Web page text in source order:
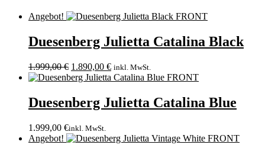
Angebot!
Duesenberg Julietta Catalina Black
1.999,00€ 1.890,00 € inkl. MwSt.
Duesenberg Julietta Catalina Blue
1.999,00 €inkl. MwSt.
Angebot!